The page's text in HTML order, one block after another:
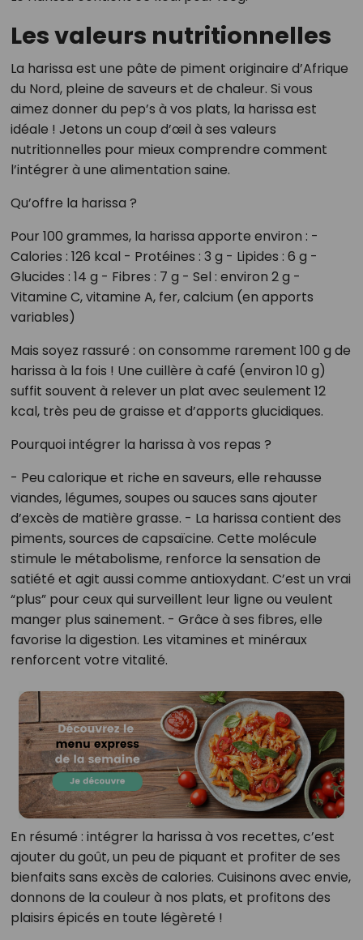
Les valeurs nutritionnelles
La harissa est une pâte de piment originaire d’Afrique
du Nord, pleine de saveurs et de chaleur. Si vous
aimez donner du pep’s à vos plats, la harissa est
idéale ! Jetons un coup d’œil à ses valeurs
nutritionnelles pour mieux comprendre comment
l’intégrer à une alimentation saine.
Qu’offre la harissa ?
Pour 100 grammes, la harissa apporte environ : -
Calories : 126 kcal - Protéines : 3 g - Lipides : 6 g -
Glucides : 14 g - Fibres : 7 g - Sel : environ 2 g -
Vitamine C, vitamine A, fer, calcium (en apports
variables)
Mais soyez rassuré : on consomme rarement 100 g de
harissa à la fois ! Une cuillère à café (environ 10 g)
suffit souvent à relever un plat avec seulement 12
kcal, très peu de graisse et d’apports glucidiques.
Pourquoi intégrer la harissa à vos repas ?
- Peu calorique et riche en saveurs, elle rehausse
viandes, légumes, soupes ou sauces sans ajouter
d’excès de matière grasse. - La harissa contient des
piments, sources de capsaïcine. Cette molécule
stimule le métabolisme, renforce la sensation de
satiété et agit aussi comme antioxydant. C’est un vrai
“plus” pour ceux qui surveillent leur ligne ou veulent
manger plus sainement. - Grâce à ses fibres, elle
favorise la digestion. Les vitamines et minéraux
renforcent votre vitalité.
En résumé : intégrer la harissa à vos recettes, c’est
ajouter du goût, un peu de piquant et profiter de ses
bienfaits sans excès de calories. Cuisinons avec envie,
donnons de la couleur à nos plats, et profitons des
plaisirs épicés en toute légèreté !